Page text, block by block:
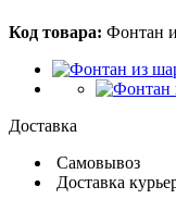
Код товара: Фонтан
Доставка
Самовывоз
Доставка